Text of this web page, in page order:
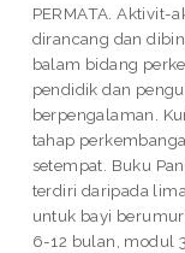
PERMATA. Aktivit-
dirancang dan
balam bidang
pendidik dan
berpengalaman.
tahap
setempat. Buku
terdiri daripada
untuk bayi
6-12 bulan, modul